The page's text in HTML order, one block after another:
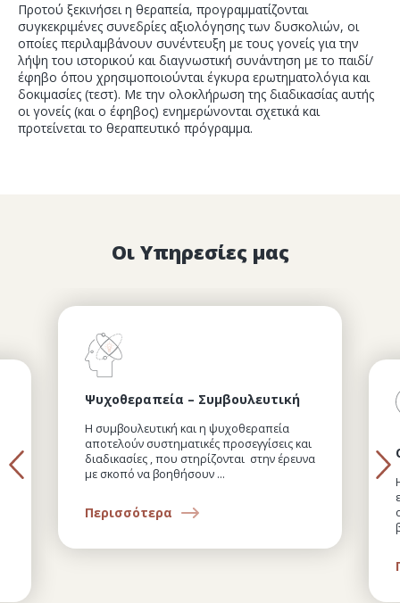
Προτού ξεκινήσει η θεραπεία, προγραμματίζονται
συγκεκριμένες συνεδρίες αξιολόγησης των δυσκολιών, οι
οποίες περιλαμβάνουν συνέντευξη με τους γονείς για την
λήψη του ιστορικού και διαγνωστική συνάντηση με το παιδί/
έφηβο όπου χρησιμοποιούνται έγκυρα ερωτηματολόγια και
δοκιμασίες (τεστ). Με την ολοκλήρωση της διαδικασίας αυτής
οι γονείς (και ο έφηβος) ενημερώνονται σχετικά και
προτείνεται το θεραπευτικό πρόγραμμα.
Οι Υπηρεσίες μας
Ψυχοθεραπεία – Συμβουλευτική
Η συμβουλευτική και η ψυχοθεραπεία
αποτελούν συστηματικές προσεγγίσεις και
διαδικασίες , που στηρίζονται στην έρευνα
με σκοπό να βοηθήσουν ...
Περισσότερα